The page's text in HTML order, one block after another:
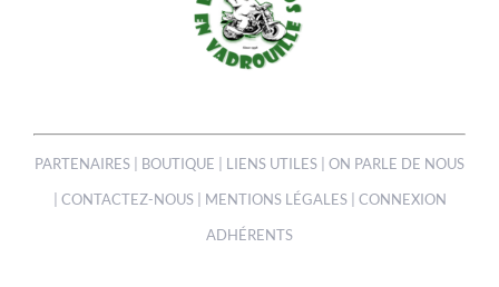
PARTENAIRES BOUTIQUE LIENS UTILES
ON PARLE DE NOUS
CONTACTEZ-NOUS| MENTIONS LÉGALES| CONNEXION
ADHÉRENTS